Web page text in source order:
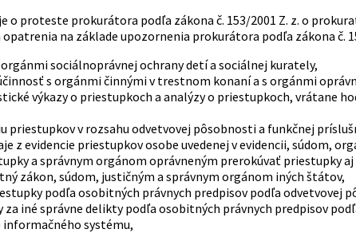
o proteste prokurátora podľa zákona č. 153/2001 Z. z. o
opatrenia na základe upozornenia prokurátora podľa zákona č.
sociálnoprávnej ochrany detí a sociálnej kurately,
s orgánmi činnými v trestnom konaní a s orgánmi
výkazy o priestupkoch a analýzy o priestupkoch, vrátane
priestupkov v rozsahu odvetvovej pôsobnosti a funkčnej
z evidencie priestupkov osobe uvedenej v evidencii, súdom,
a správnym orgánom oprávneným prerokúvať priestupky
zákon, súdom, justičným a správnym orgánom iných štátov,
podľa osobitných právnych predpisov podľa odvetvovej
za iné správne delikty podľa osobitných právnych predpisov
informačného systému,